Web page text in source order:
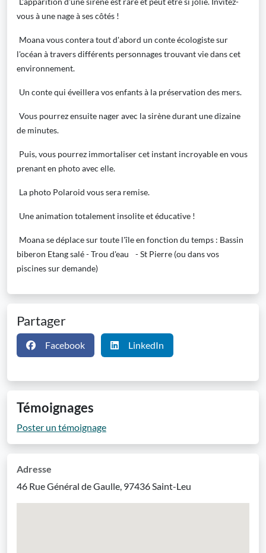
vous à une nage à ses côtés !
Moana vous contera tout d'abord un conte écologiste sur
l'océan à travers différents personnages trouvant vie dans cet
environnement.
Un conte qui éveillera vos enfants à la préservation des mers.
Vous pourrez ensuite nager avec la sirène durant une dizaine
de minutes.
Puis, vous pourrez immortaliser cet instant incroyable en vous
prenant en photo avec elle.
La photo Polaroid vous sera remise.
Une animation totalement insolite et éducative !
Moana se déplace sur toute l'île en fonction du temps : Bassin
biberon Etang salé - Trou d'eau
​ - St Pierre (ou dans vos
piscines sur demande)
Partager
Facebook LinkedIn
Témoignages
Poster un témoignage
Adresse
46 Rue Général de Gaulle, 97436 Saint-Leu